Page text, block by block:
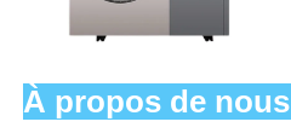
À propos de nous